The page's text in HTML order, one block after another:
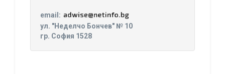
email:
ул. "Неделчо Бончев" № 10
гр. София 1528